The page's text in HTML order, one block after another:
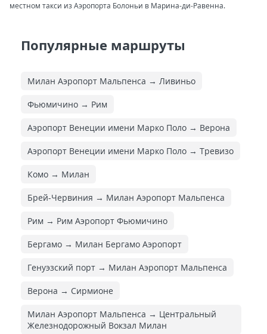
местном такси из Аэропорта Болоньи в Марина-ди-Равенна.
Популярные маршруты
Милан Аэропорт Мальпенса → Ливиньо
Фьюмичино → Рим
Аэропорт Венеции имени Марко Поло → Верона
Аэропорт Венеции имени Марко Поло → Тревизо
Комо → Милан
Брей-Червиния → Милан Аэропорт Мальпенса
Рим → Рим Аэропорт Фьюмичино
Бергамо → Милан Бергамо Аэропорт
Генуэзский порт → Милан Аэропорт Мальпенса
Верона → Сирмионе
Милан Аэропорт Мальпенса → Центральный
Железнодорожный Вокзал Милан